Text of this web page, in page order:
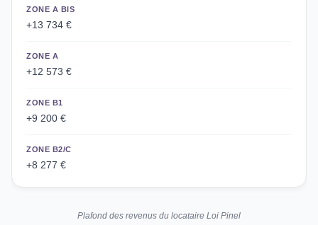
ZONE A BIS
+13 734 €
ZONE A
+12 573 €
ZONE B1
+9 200 €
ZONE B2/C
+8 277 €
Plafond des revenus du locataire Loi Pinel